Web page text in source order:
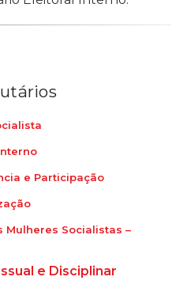
e Participação
Mulheres Socialistas –
e Disciplinar